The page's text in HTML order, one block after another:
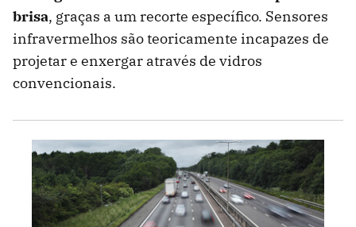
brisa, graças a um recorte específico. Sensores
infravermelhos são teoricamente incapazes de
projetar e enxergar através de vidros
convencionais.